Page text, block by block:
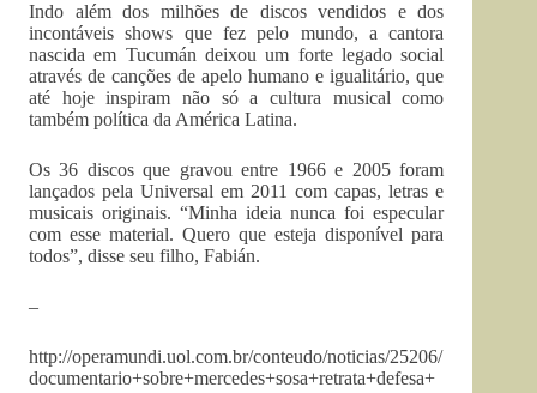
Indo além dos milhões de discos vendidos e dos
incontáveis shows que fez pelo mundo, a cantora
nascida em Tucumán deixou um forte legado social
através de canções de apelo humano e igualitário, que
até hoje inspiram não só a cultura musical como
também política da América Latina.
Os 36 discos que gravou entre 1966 e 2005 foram
lançados pela Universal em 2011 com capas, letras e
musicais originais. “Minha ideia nunca foi especular
com esse material. Quero que esteja disponível para
todos”, disse seu filho, Fabián.
–
http://operamundi.uol.com.br/conteudo/noticias/25206/
documentario+sobre+mercedes+sosa+retrata+defesa+